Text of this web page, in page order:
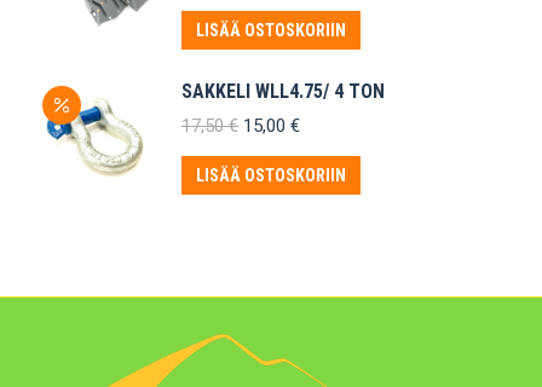
LISÄÄ OSTOSKORIIN
SAKKELI WLL4.75/ 4 TON
17,50€ Alkuperäinen
oli:
17,50 €.
15,00 €Nykyinen
on:
15,00 €.
LISÄÄ OSTOSKORIIN